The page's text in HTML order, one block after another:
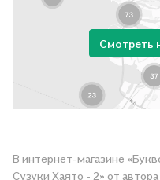
Смотреть
В интернет-магазине
Сузуки Хаято - 2» от